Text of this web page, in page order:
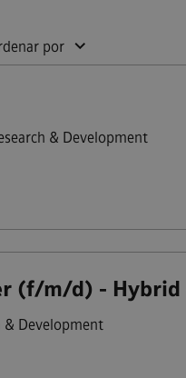
por
& Development
(f/m/d) -
& Development